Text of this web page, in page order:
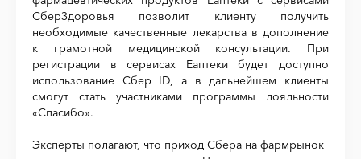
СберЗдоровья позволит клиенту получить
необходимые качественные лекарства в дополнение
к грамотной медицинской консультации. При
регистрации в сервисах Еаптеки будет доступно
использование Сбер ID, а в дальнейшем клиенты
смогут стать участниками программы лояльности
«Спасибо».
Эксперты полагают, что приход Сбера на фармрынок